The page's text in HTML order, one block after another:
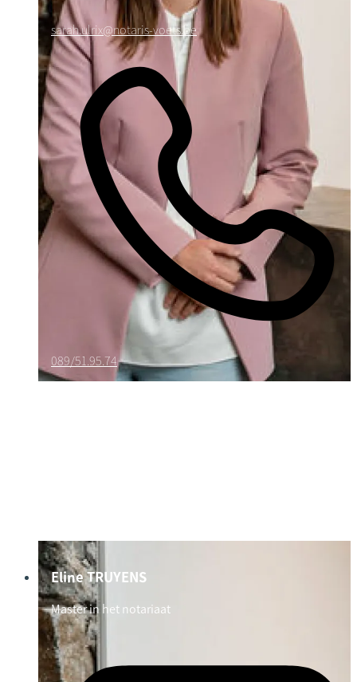
sarah.ulrix@notaris-voets.be
089/51.95.74
Eline TRUYENS
Master in het notariaat